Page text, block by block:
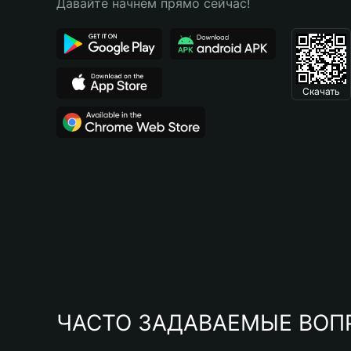
Давайте начнем прямо сейчас!
Скачать
ЧАСТО ЗАДАВАЕМЫЕ